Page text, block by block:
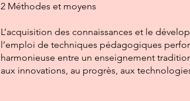
2 Méthodes et moyens
L’acquisition des connaissances et le
l’emploi de techniques pédagogiques
harmonieuse entre un enseignement
aux innovations, au progrès, aux